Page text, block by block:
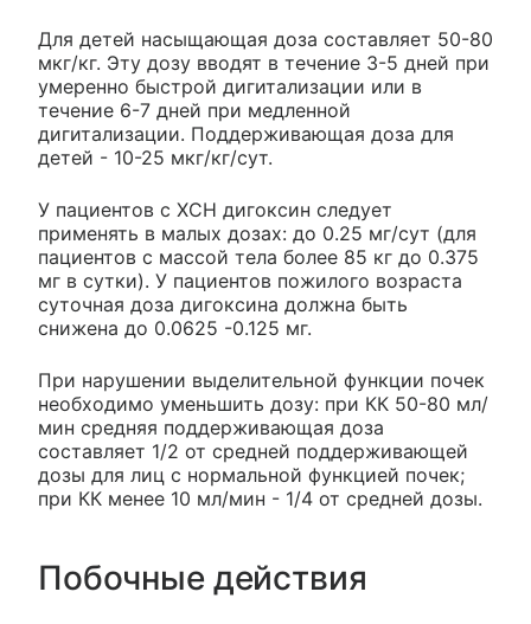
Для детей насыщающая доза составляет 50-80
мкг/кг. Эту дозу вводят в течение 3-5 дней при
умеренно быстрой дигитализации или в
течение 6-7 дней при медленной
дигитализации. Поддерживающая доза для
детей - 10-25 мкг/кг/сут.
У пациентов с ХСН дигоксин следует
применять в малых дозах: до 0.25 мг/сут (для
пациентов с массой тела более 85 кг до 0.375
мг в сутки). У пациентов пожилого возраста
суточная доза дигоксина должна быть
снижена до 0.0625 -0.125 мг.
При нарушении выделительной функции почек
необходимо уменьшить дозу: при КК 50-80 мл/
мин средняя поддерживающая доза
составляет 1/2 от средней поддерживающей
дозы для лиц с нормальной функцией почек;
при КК менее 10 мл/мин - 1/4 от средней дозы.
Побочные действия